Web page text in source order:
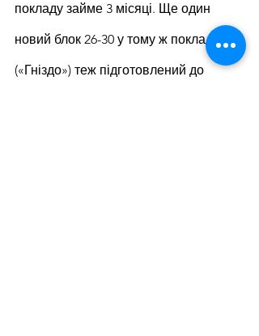
покладу займе 3 місяці. Ще один
новий блок 26-30 у тому ж покладі
(«Гніздо») теж підготовлений до